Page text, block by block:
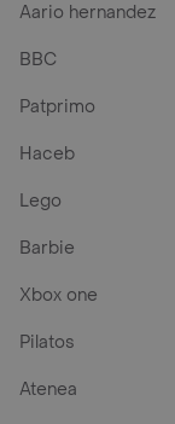
Aario hernandez
BBC
Patprimo
Haceb
Lego
Barbie
Xbox one
Pilatos
Atenea